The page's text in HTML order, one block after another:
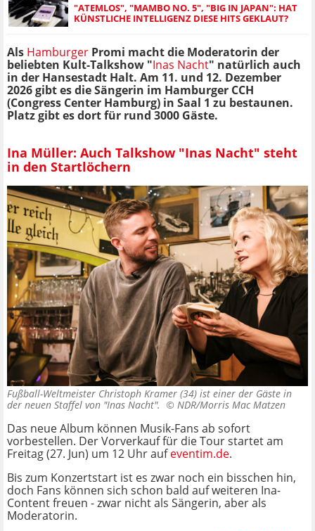
"ATEMLOS", "MAMBO NO. 5", "BIG IN JAPAN": HAT
KÜNSTLICHE INTELLIGENZ DIESE HITS GEKLAUT?
Als Hamburger Promi macht die Moderatorin der
beliebten Kult-Talkshow "Inas Nacht" natürlich auch
in der Hansestadt Halt. Am 11. und 12. Dezember
2026 gibt es die Sängerin im Hamburger CCH
(Congress Center Hamburg) in Saal 1 zu bestaunen.
Platz gibt es dort für rund 3000 Gäste.
Ina Müller: Auch Talkshow "Inas Nacht" steht
in den Startlöchern
Fußball-Weltmeister Christoph Kramer (34) ist einer der Gäste in
der neuen Staffel von "Inas Nacht". © NDR/Morris Mac Matzen
Das neue Album können Musik-Fans ab sofort
vorbestellen. Der Vorverkauf für die Tour startet am
Freitag (27. Jun) um 12 Uhr aufeventim.de.
Bis zum Konzertstart ist es zwar noch ein bisschen hin,
doch Fans können sich schon bald auf weiteren Ina-
Content freuen - zwar nicht als Sängerin, aber als
Moderatorin.